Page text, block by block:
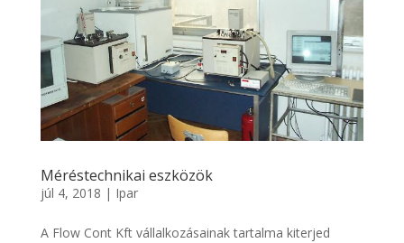
Méréstechnikai eszközök
júl 4, 2018 | Ipar
A Flow Cont Kft vállalkozásainak tartalma kiterjed